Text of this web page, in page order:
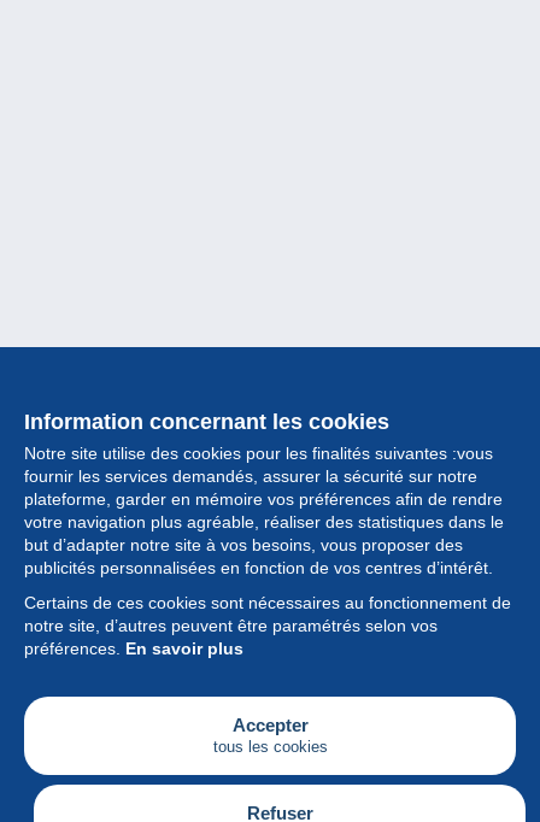
Information concernant les cookies
Notre site utilise des cookies pour les finalités suivantes :vous
fournir les services demandés, assurer la sécurité sur notre
plateforme, garder en mémoire vos préférences afin de rendre
votre navigation plus agréable, réaliser des statistiques dans le
but d’adapter notre site à vos besoins, vous proposer des
publicités personnalisées en fonction de vos centres d’intérêt.
Certains de ces cookies sont nécessaires au fonctionnement de
notre site, d’autres peuvent être paramétrés selon vos
préférences. En savoir plus
Accepter
tous les cookies
Refuser
Collection
Actualités
Fonctionnalités
Société
Services
Articles